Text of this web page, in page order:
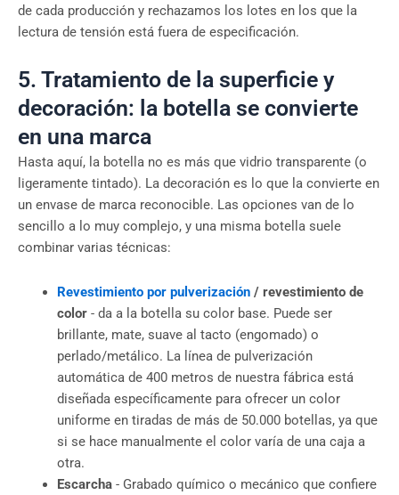
de cada producción y rechazamos los lotes en los que la
lectura de tensión está fuera de especificación.
5. Tratamiento de la superficie y
decoración: la botella se convierte
en una marca
Hasta aquí, la botella no es más que vidrio transparente (o
ligeramente tintado). La decoración es lo que la convierte en
un envase de marca reconocible. Las opciones van de lo
sencillo a lo muy complejo, y una misma botella suele
combinar varias técnicas:
Revestimiento por pulverización/ revestimiento de
color- da a la botella su color base. Puede ser
brillante, mate, suave al tacto (engomado) o
perlado/metálico. La línea de pulverización
automática de 400 metros de nuestra fábrica está
diseñada específicamente para ofrecer un color
uniforme en tiradas de más de 50.000 botellas, ya que
si se hace manualmente el color varía de una caja a
otra.
Escarcha- Grabado químico o mecánico que confiere